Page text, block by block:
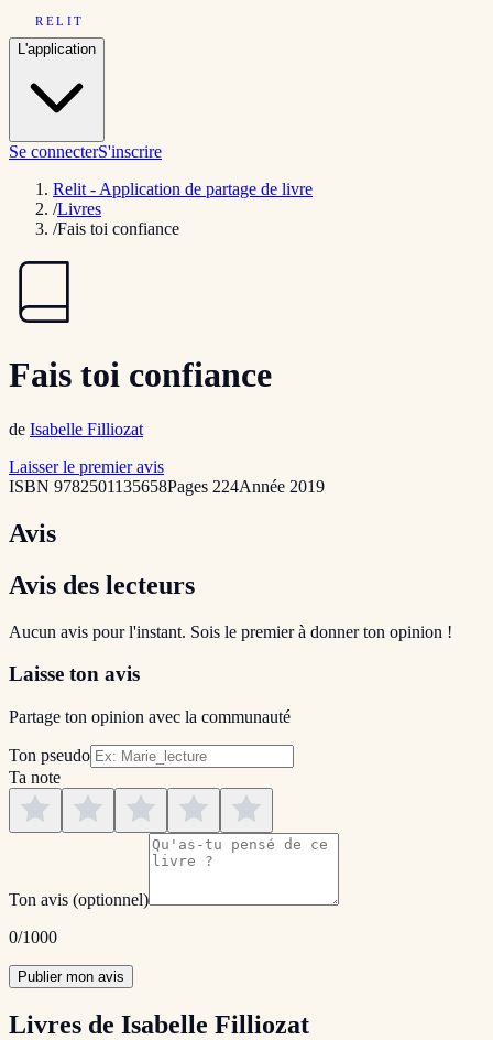
RELIT
L'application
Se connecterS'inscrire
Relit - Application de partage de livre
/Livres
/Fais toi confiance
Fais toi confiance
de Isabelle Filliozat
Laisser le premier avis
ISBN 9782501135658Pages 224Année 2019
Avis
Avis des lecteurs
Aucun avis pour l'instant. Sois le premier à donner ton opinion !
Laisse ton avis
Partage ton opinion avec la communauté
Ton pseudo
Ta note
Ton avis (optionnel)
0/1000
Publier mon avis
Livres de Isabelle Filliozat